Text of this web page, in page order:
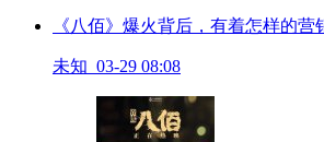
《八佰》爆火背后，有着怎样的营
未知 03-29 08:08